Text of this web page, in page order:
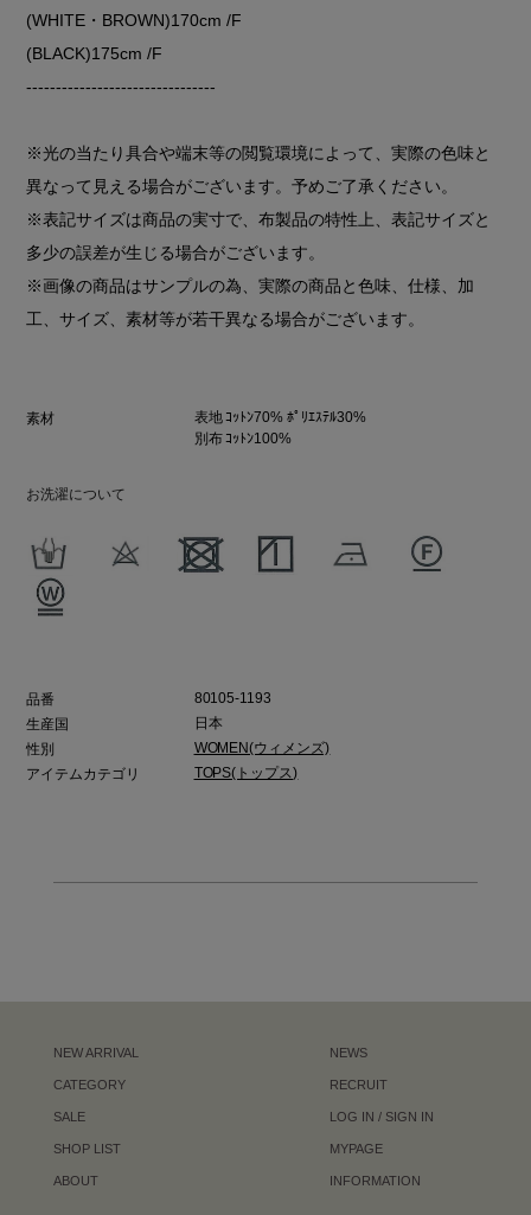
(WHITE・BROWN)170cm /F
(BLACK)175cm /F
--------------------------------
※光の当たり具合や端末等の閲覧環境によって、実際の色味と
異なって見える場合がございます。予めご了承ください。
※表記サイズは商品の実寸で、布製品の特性上、表記サイズと
多少の誤差が生じる場合がございます。
※画像の商品はサンプルの為、実際の商品と色味、仕様、加
工、サイズ、素材等が若干異なる場合がございます。
素材
表地 ｺｯﾄﾝ70% ﾎﾟﾘｴｽﾃﾙ30%
別布 ｺｯﾄﾝ100%
お洗濯について
品番
80105-1193
生産国
日本
性別
WOMEN(ウィメンズ)
アイテムカテゴリ
TOPS(トップス)
NEW ARRIVAL
CATEGORY
SALE
SHOP LIST
ABOUT
NEWS
RECRUIT
LOG IN / SIGN IN
MYPAGE
INFORMATION